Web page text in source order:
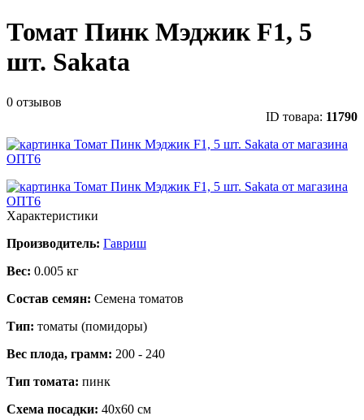
Томат Пинк Мэджик F1, 5
шт. Sakata
0 отзывов
ID товара: 11790
Характеристики
Производитель: Гавриш
Вес: 0.005 кг
Состав семян: Семена томатов
Тип: томаты (помидоры)
Вес плода, грамм: 200 - 240
Тип томата: пинк
Схема посадки: 40x60 см